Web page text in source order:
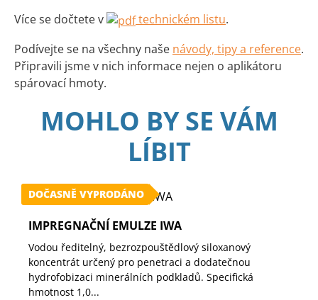
Více se dočtete v
technickém listu.
Podívejte se na všechny naše návody, tipy a reference.
Připravili jsme v nich informace nejen o aplikátoru
spárovací hmoty.
MOHLO BY SE VÁM
LÍBIT
DOČASNĚ VYPRODÁNO
IMPREGNAČNÍ EMULZE IWA
Vodou ředitelný, bezrozpouštědlový siloxanový
koncentrát určený pro penetraci a dodatečnou
hydrofobizaci minerálních podkladů. Specifická
hmotnost 1,0...